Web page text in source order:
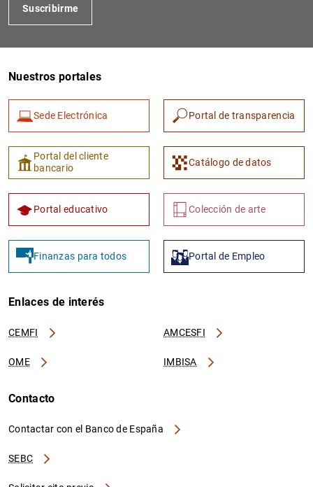
Suscribirme
Nuestros portales
Sede Electrónica Portal de transparencia
Portal del cliente
bancario
Catálogo de datos
Portal educativo Colección de arte
Finanzas para todos Portal de Empleo
Enlaces de interés
CEMFI AMCESFI
OME IMBISA
Contacto
Contactar con el Banco de España
SEBC